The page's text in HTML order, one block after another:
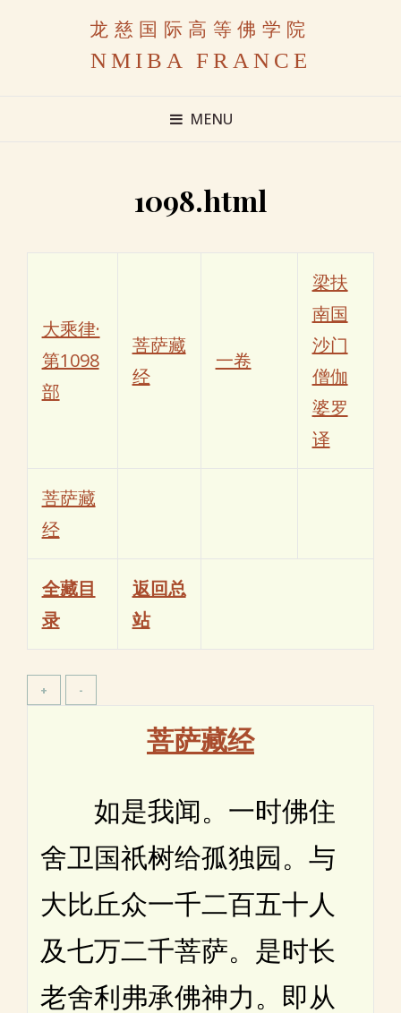
龙慈国际高等佛学院
NMIBA FRANCE
MENU
1098.html
大乘律·
第1098
部
菩萨藏
经
一卷
梁扶
南国
沙门
僧伽
婆罗
译
菩萨藏
经
全藏目
录
返回总
站
菩萨藏经
如是我闻。一时佛住
舍卫国祇树给孤独园。与
大比丘众一千二百五十人
及七万二千菩萨。是时长
老舍利弗承佛神力。即从